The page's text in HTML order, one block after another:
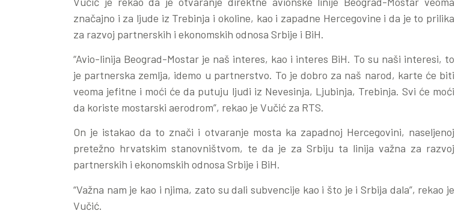
značajno i za ljude iz Trebinja i okoline, kao i zapadne Hercegovine i da je to prilika
za razvoj partnerskih i ekonomskih odnosa Srbije i BiH.
“Avio-linija Beograd-Mostar je naš interes, kao i interes BiH. To su naši interesi, to
je partnerska zemlja, idemo u partnerstvo. To je dobro za naš narod, karte će biti
veoma jefitne i moći će da putuju ljudi iz Nevesinja, Ljubinja, Trebinja. Svi će moći
da koriste mostarski aerodrom”, rekao je Vučić za RTS.
On je istakao da to znači i otvaranje mosta ka zapadnoj Hercegovini, naseljenoj
pretežno hrvatskim stanovništvom, te da je za Srbiju ta linija važna za razvoj
partnerskih i ekonomskih odnosa Srbije i BiH.
“Važna nam je kao i njima, zato su dali subvencije kao i što je i Srbija dala”, rekao je
Vučić.